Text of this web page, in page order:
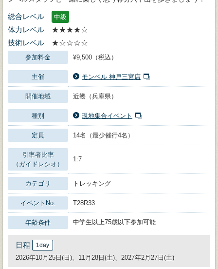
総合レベル 中級
体力レベル
★★★★☆
技術レベル
★☆☆☆☆
参加料金 ¥9,500（税込）
主催 モンベル 神戸三宮店
開催地域 近畿（兵庫県）
種別 現地集合イベント
定員 14名（最少催行4名）
引率者比率
（ガイドレシオ）
1:7
カテゴリ トレッキング
イベントNo. T28R33
年齢条件 中学生以上75歳以下参加可能
日程 1day
2026年10月25日(日)、11月28日(土)、2027年2月27日(土)